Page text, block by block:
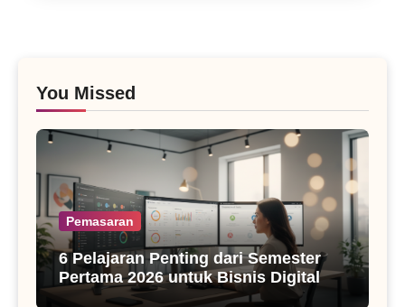
You Missed
Pemasaran
6 Pelajaran Penting dari Semester
Pertama 2026 untuk Bisnis Digital